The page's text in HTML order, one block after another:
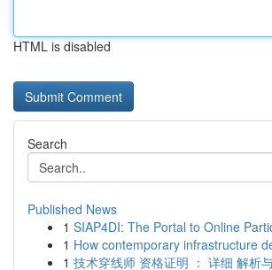
HTML is disabled
Search
Published News
1 SIAP4DI: The Portal to Online
1 How contemporary infrastructure
1 技术穿线师 资格证明 ： 详细 解析